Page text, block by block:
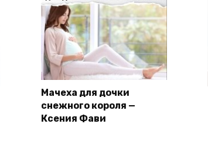
Мачеха для дочки
снежного короля —
Ксения Фави